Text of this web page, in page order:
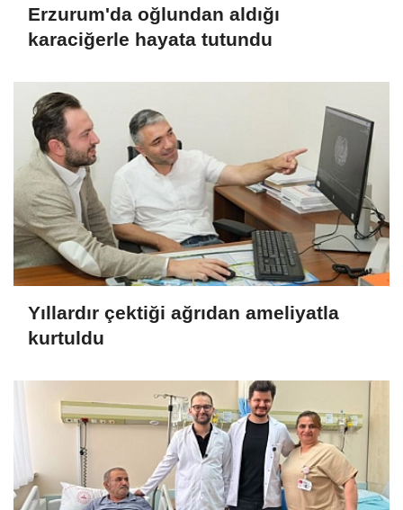
Erzurum'da oğlundan aldığı
karaciğerle hayata tutundu
Yıllardır çektiği ağrıdan ameliyatla
kurtuldu